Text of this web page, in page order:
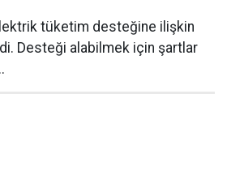
tüketim desteğine ilişkin
Desteği alabilmek için şartlar